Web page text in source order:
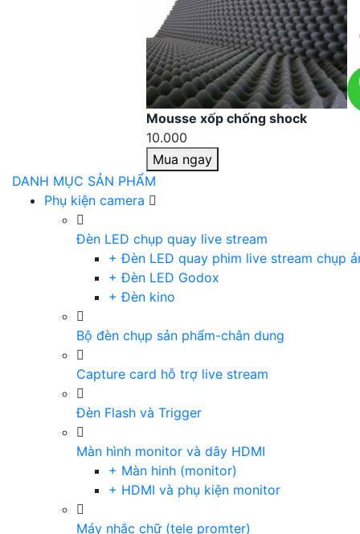
Mousse xốp chống shock
10.000
Mua ngay
DANH MỤC SẢN PHẨM
Phụ kiện camera
Đèn LED chụp quay live stream
+ Đèn LED quay phim live stream chụp
+ Đèn LED Godox
+ Đèn kino
Bộ đèn chụp sản phẩm-chân dung
Capture card hỗ trợ live stream
Đèn Flash và Trigger
Màn hình monitor và dây HDMI
+ Màn hinh (monitor)
+ HDMI và phụ kiện monitor
Máy nhắc chữ (tele promter)